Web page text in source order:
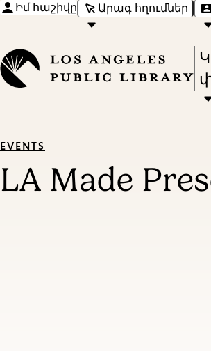
Իմ հաշիվը Արագ հղումներ
to
EVENTS
LA Made